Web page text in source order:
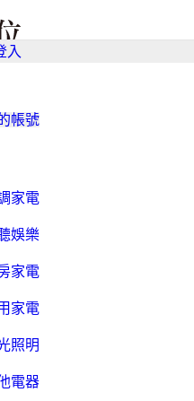
帳號
入
家電
娛樂
家電
家電
照明
電器